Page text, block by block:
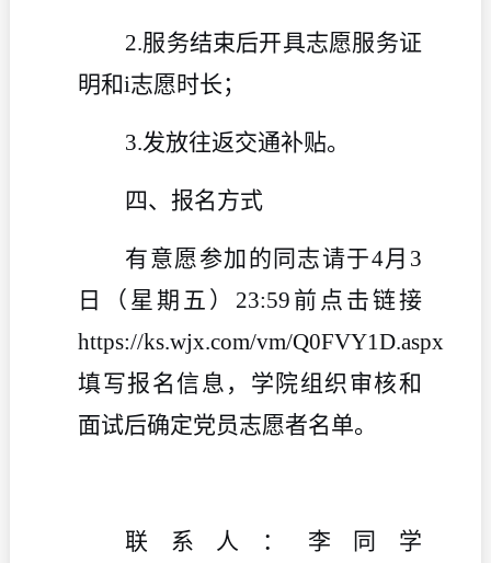
2.服务结束后开具志愿服务证
明和i志愿时长；
3.发放往返交通补贴。
四、报名方式
有意愿参加的同志请于4月3
日（星期五）23:59前点击链接
https://ks.wjx.com/vm/Q0FVY1D.aspx
填写报名信息，学院组织审核和
面试后确定党员志愿者名单。
联系人：李同学